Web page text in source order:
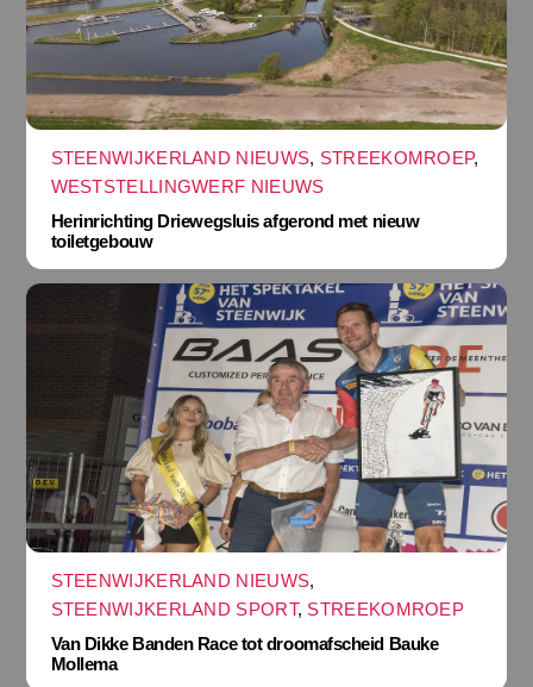
STEENWIJKERLAND NIEUWS, STREEKOMROEP,
WESTSTELLINGWERF NIEUWS
Herinrichting Driewegsluis afgerond met nieuw
toiletgebouw
STEENWIJKERLAND NIEUWS,
STEENWIJKERLAND SPORT, STREEKOMROEP
Van Dikke Banden Race tot droomafscheid Bauke
Mollema